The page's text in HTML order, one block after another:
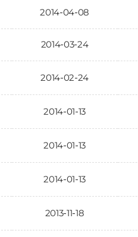
2014-04-08
2014-03-24
2014-02-24
2014-01-13
2014-01-13
2014-01-13
2013-11-18